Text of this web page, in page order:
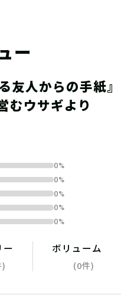
る
ア時に参加表明
ー
友人からの手紙』
ウサギより
0%
0%
0%
0%
0%
ー ボリューム
(0件)